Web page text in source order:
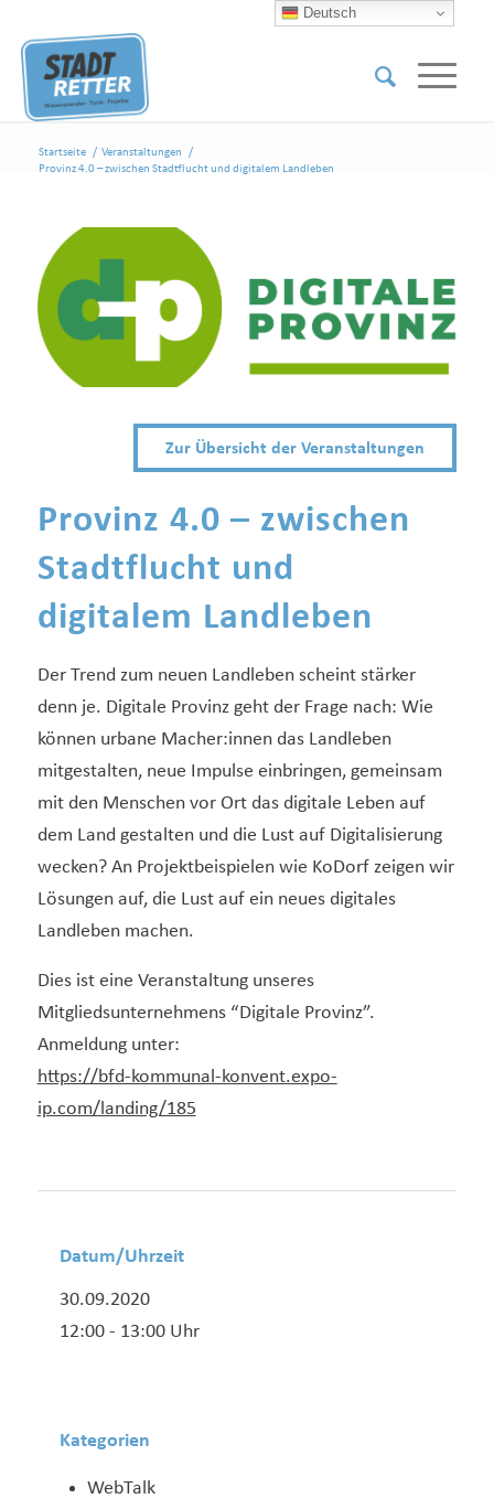
Startseite / Veranstaltungen
/
Provinz 4.0 – zwischen Stadtflucht und digitalem Landleben
Zur Übersicht der Veranstaltungen
Provinz 4.0 – zwischen
Stadtflucht und
digitalem Landleben
Der Trend zum neuen Landleben scheint stärker
denn je. Digitale Provinz geht der Frage nach: Wie
können urbane Macher:innen das Landleben
mitgestalten, neue Impulse einbringen, gemeinsam
mit den Menschen vor Ort das digitale Leben auf
dem Land gestalten und die Lust auf Digitalisierung
wecken? An Projektbeispielen wie KoDorf zeigen wir
Lösungen auf, die Lust auf ein neues digitales
Landleben machen.
Dies ist eine Veranstaltung unseres
Mitgliedsunternehmens “Digitale Provinz”.
Anmeldung unter:
https://bfd-kommunal-konvent.expo-
ip.com/landing/185
Datum/Uhrzeit
30.09.2020
12:00 - 13:00 Uhr
Kategorien
WebTalk
Deutsch